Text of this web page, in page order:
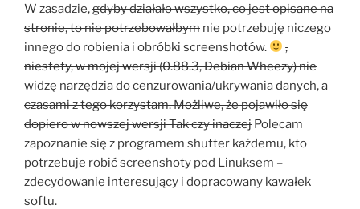
W zasadzie,gdyby działało wszystko, co jest opisane na
stronie, to nie potrzebowałbym nie potrzebuję niczego
innego do robienia i obróbki screenshotów.
,
niestety, w mojej wersji (0.88.3, Debian Wheezy) nie
widzę narzędzia do cenzurowania/ukrywania danych, a
czasami z tego korzystam. Możliwe, że pojawiło się
dopiero w nowszej wersji Tak czy inaczej Polecam
zapoznanie się z programem shutter każdemu, kto
potrzebuje robić screenshoty pod Linuksem –
zdecydowanie interesujący i dopracowany kawałek
softu.